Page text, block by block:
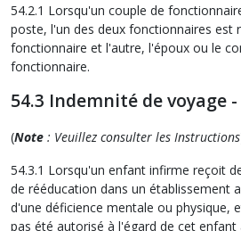
54.2.1 Lorsqu'un couple de
poste, l'un des deux fonctionnaires est
fonctionnaire et l'autre, l'époux ou le
fonctionnaire.
54.3 Indemnité de voyage
(Note : Veuillez consulter les Instructions
54.3.1 Lorsqu'un enfant infirme reçoit
de rééducation dans un établissement
d'une déficience mentale ou physique,
pas été autorisé à l'égard de cet enfant